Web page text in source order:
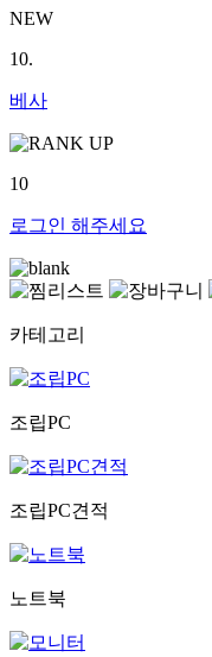
NEW
10.
베사
10
로그인 해주세요
카테고리
조립PC
조립PC견적
노트북